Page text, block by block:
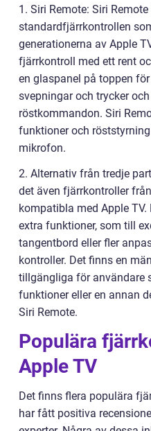
1. Siri Remote: Siri Remote
standardfjärrkontrollen
generationerna av Apple
fjärrkontroll med ett rent
en glaspanel på toppen
svepningar och trycker
röstkommandon. Siri
funktioner och
mikrofon.
2. Alternativ från tredje
det även fjärrkontroller
kompatibla med Apple
extra funktioner, som till
tangentbord eller fler
kontroller. Det finns en
tillgängliga för användare
funktioner eller en annan
Siri Remote.
Populära
Apple TV
Det finns flera populära
har fått positiva